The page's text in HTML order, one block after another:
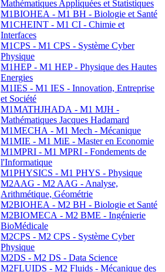
Mathématiques Appliquées et Statistiques
M1BIOHEA - M1 BH - Biologie et Santé
M1CHEINT - M1 CI - Chimie et
Interfaces
M1CPS - M1 CPS - Système Cyber
Physique
M1HEP - M1 HEP - Physique des Hautes
Energies
M1IES - M1 IES - Innovation, Entreprise
et Société
M1MATHJHADA - M1 MJH -
Mathématiques Jacques Hadamard
M1MECHA - M1 Mech - Mécanique
M1MIE - M1 MiE - Master en Economie
M1MPRI - M1 MPRI - Fondements de
l'Informatique
M1PHYSICS - M1 PHYS - Physique
M2AAG - M2 AAG - Analyse,
Arithmétique, Géométrie
M2BIOHEA - M2 BH - Biologie et Santé
M2BIOMECA - M2 BME - Ingénierie
BioMédicale
M2CPS - M2 CPS - Système Cyber
Physique
M2DS - M2 DS - Data Science
M2FLUIDS - M2 Fluids - Mécanique des